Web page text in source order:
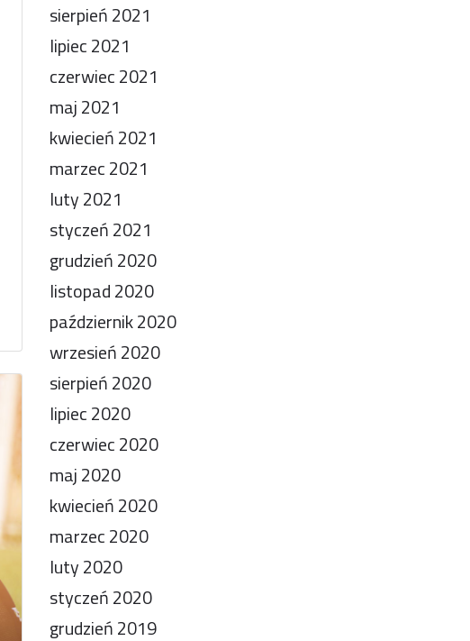
sierpień 2021
lipiec 2021
czerwiec 2021
maj 2021
kwiecień 2021
marzec 2021
luty 2021
styczeń 2021
grudzień 2020
listopad 2020
październik 2020
wrzesień 2020
sierpień 2020
lipiec 2020
czerwiec 2020
maj 2020
kwiecień 2020
marzec 2020
luty 2020
styczeń 2020
grudzień 2019